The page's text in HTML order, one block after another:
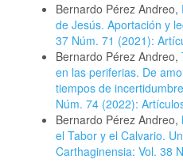
Bernardo Pérez Andreo,
de Jesús. Aportación y
37 Núm. 71 (2021):
Bernardo Pérez Andreo,
en las periferias. De
tiempos de
Núm. 74 (2022):
Bernardo Pérez Andreo,
el Tabor y el Calvario.
Carthaginensia: Vol. 38